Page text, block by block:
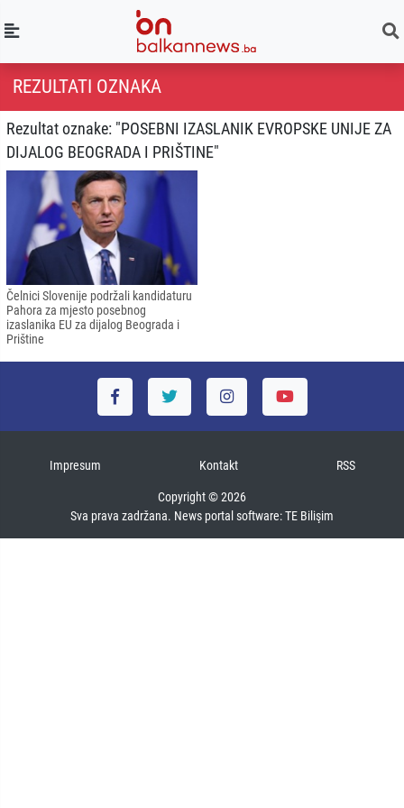
REZULTATI OZNAKA
Rezultat oznake: "POSEBNI IZASLANIK EVROPSKE UNIJE ZA
DIJALOG BEOGRADA I PRIŠTINE"
Čelnici Slovenije podržali kandidaturu
Pahora za mjesto posebnog
izaslanika EU za dijalog Beograda i
Prištine
Impresum Kontakt RSS
Copyright © 2026
Sva prava zadržana. News portal software:TE Bilişim